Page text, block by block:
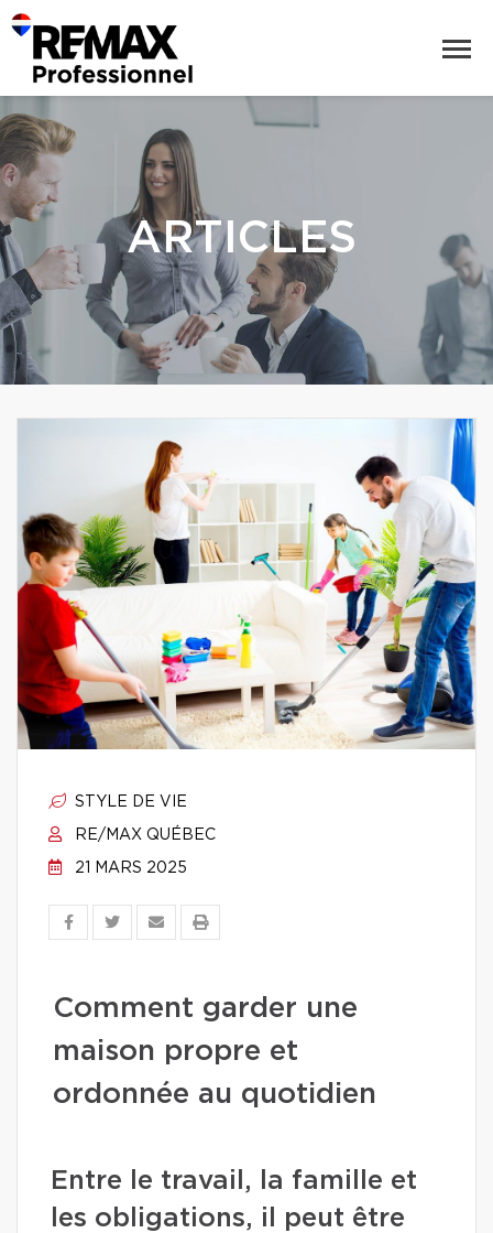
ARTICLES
STYLE DE VIE
RE/MAX QUÉBEC
21 MARS 2025
Comment garder une
maison propre et
ordonnée au quotidien
Entre le travail, la famille et
les obligations, il peut être